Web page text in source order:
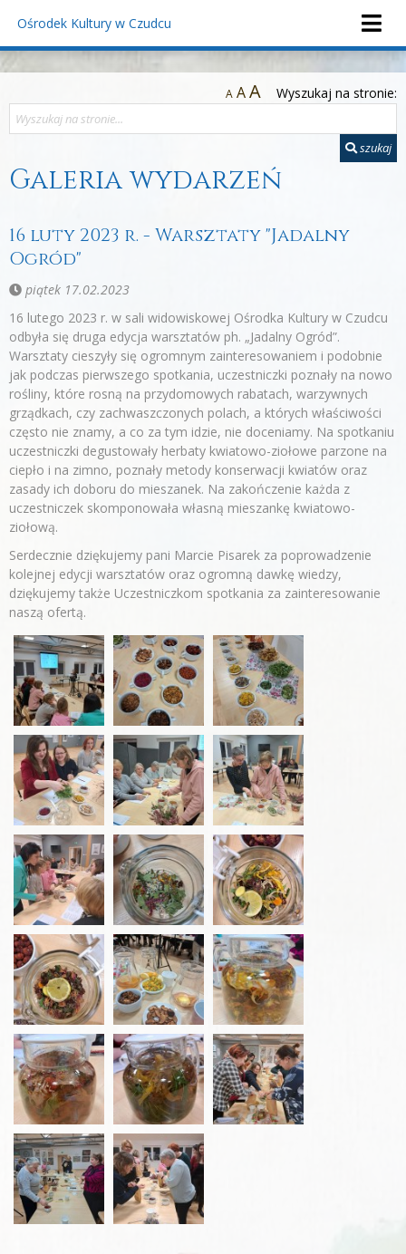
Ośrodek Kultury w Czudcu
A AA Wyszukaj na stronie:
szukaj
Galeria wydarzeń
16 luty 2023 r. - Warsztaty "Jadalny
Ogród"
piątek 17.02.2023
16 lutego 2023 r. w sali widowiskowej Ośrodka Kultury w Czudcu
odbyła się druga edycja warsztatów ph. „Jadalny Ogród”.
Warsztaty cieszyły się ogromnym zainteresowaniem i podobnie
jak podczas pierwszego spotkania, uczestniczki poznały na nowo
rośliny, które rosną na przydomowych rabatach, warzywnych
grządkach, czy zachwaszczonych polach, a których właściwości
często nie znamy, a co za tym idzie, nie doceniamy. Na spotkaniu
uczestniczki degustowały herbaty kwiatowo-ziołowe parzone na
ciepło i na zimno, poznały metody konserwacji kwiatów oraz
zasady ich doboru do mieszanek. Na zakończenie każda z
uczestniczek skomponowała własną mieszankę kwiatowo-
ziołową.
Serdecznie dziękujemy pani Marcie Pisarek za poprowadzenie
kolejnej edycji warsztatów oraz ogromną dawkę wiedzy,
dziękujemy także Uczestniczkom spotkania za zainteresowanie
naszą ofertą.